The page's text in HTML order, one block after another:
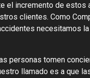
el incremento de
clientes. Como
necesitamos
personas tomen
llamado es a que